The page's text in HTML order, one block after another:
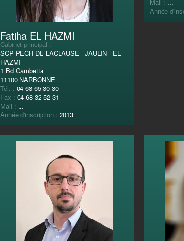
Fatiha EL HAZMI
Cabinet principal :
SCP PECH DE LACLAUSE - JAULIN - EL
HAZMI
1 Bd Gambetta
11100 NARBONNE
Tél. : 04 68 65 30 30
Fax : 04 68 32 52 31
Mail : ...
Année d'inscription : 2013
Mail : ...
Année